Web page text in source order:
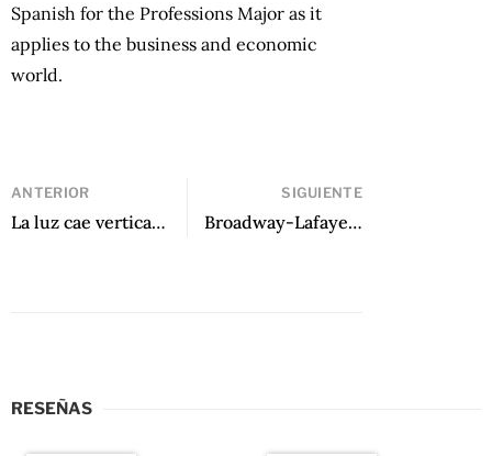
Spanish for the Professions Major as it
applies to the business and economic
world.
ANTERIOR
La luz cae vertical de Leonel Lienlaf
SIGUIENTE
Broadway-Lafayette: el último andén de Pedro Plaza Salvati
RESEÑAS